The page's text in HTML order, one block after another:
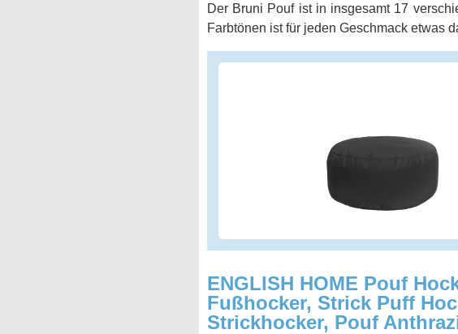
Der Bruni Pouf ist in insgesamt 17
Farbtönen ist für jeden Geschmack etwas
ENGLISH HOME Pouf
Fußhocker, Strick Puff
Strickhocker, Pouf